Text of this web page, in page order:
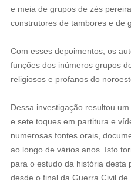
e meia de grupos de zés
construtores de tambores e de
Com esses depoimentos, os
funções dos inúmeros grupos
religiosos e profanos do
️Dessa investigação resultou
e sete toques em partitura e
numerosas fontes orais,
ao longo de vários anos. Isto
para o estudo da história desta
desde o final da Guerra Civil